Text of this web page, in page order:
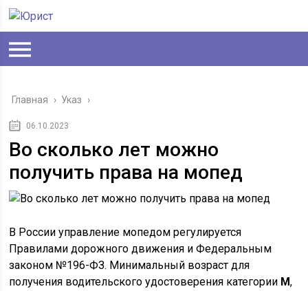
Главная › Указ ›
06.10.2023
Во сколько лет можно
получить права на мопед
В России управление мопедом регулируется
Правилами дорожного движения и Федеральным
законом №196-ФЗ. Минимальный возраст для
получения водительского удостоверения категории M,